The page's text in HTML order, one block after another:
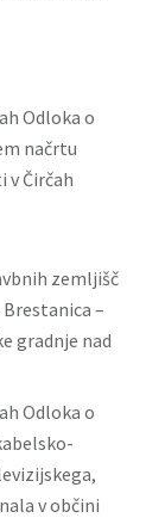
Odloka o
načrtu
v Čirčah
zemljišč
–
gradnje nad
Odloka o
v občini